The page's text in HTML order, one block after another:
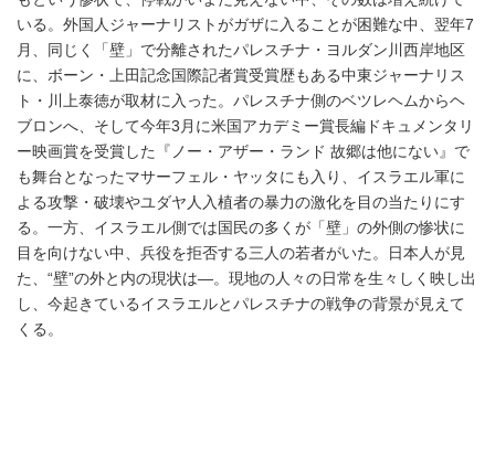
いる。外国人ジャーナリストがガザに入ることが困難な中、翌年7
月、同じく「壁」で分離されたパレスチナ・ヨルダン川西岸地区
に、ボーン・上田記念国際記者賞受賞歴もある中東ジャーナリス
ト・川上泰徳が取材に入った。パレスチナ側のベツレヘムからヘ
ブロンへ、そして今年3月に米国アカデミー賞長編ドキュメンタリ
ー映画賞を受賞した『ノー・アザー・ランド 故郷は他にない』で
も舞台となったマサーフェル・ヤッタにも入り、イスラエル軍に
よる攻撃・破壊やユダヤ人入植者の暴力の激化を目の当たりにす
る。一方、イスラエル側では国民の多くが「壁」の外側の惨状に
目を向けない中、兵役を拒否する三人の若者がいた。日本人が見
た、“壁”の外と内の現状は―。現地の人々の日常を生々しく映し出
し、今起きているイスラエルとパレスチナの戦争の背景が見えて
くる。